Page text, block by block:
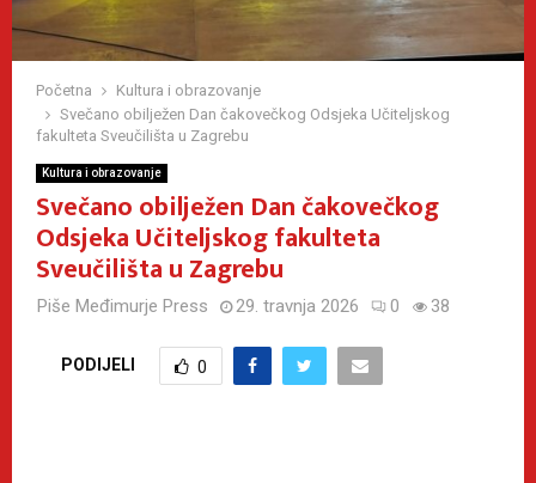
Početna
Kultura i obrazovanje
Svečano obilježen Dan čakovečkog Odsjeka Učiteljskog
fakulteta Sveučilišta u Zagrebu
Kultura i obrazovanje
Svečano obilježen Dan čakovečkog
Odsjeka Učiteljskog fakulteta
Sveučilišta u Zagrebu
Piše Međimurje Press 29. travnja 2026 0 38
PODIJELI 0